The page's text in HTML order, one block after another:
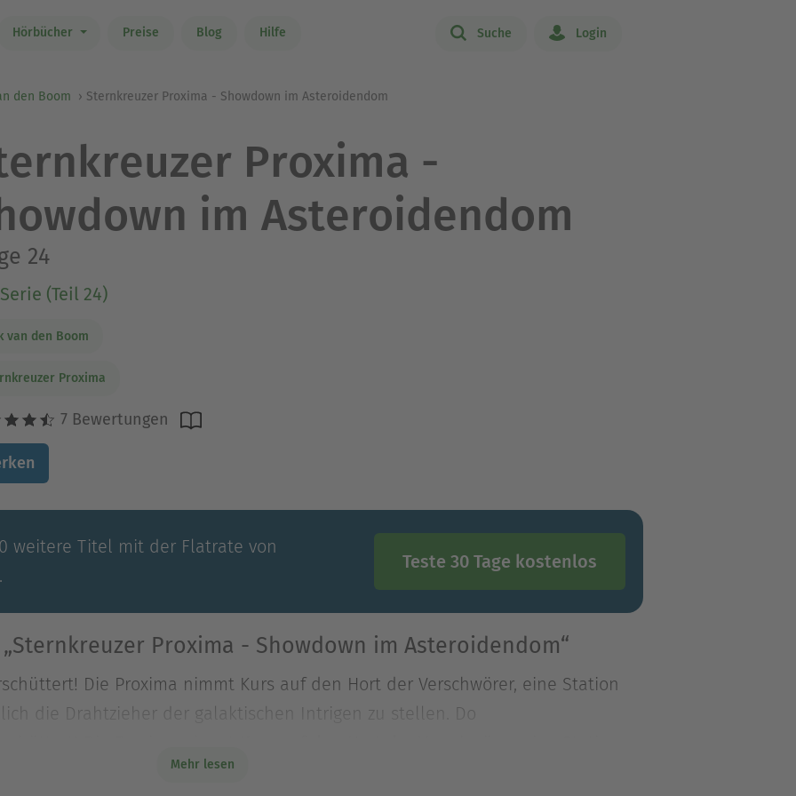
Hörbücher Preise Blog Hilfe Suche Login
den Boom Sternkreuzer Proxima - Showdown im Asteroidendom
Proxima -
im Asteroidendom
24
Serie (Teil 24)
van den Boom
Proxima
7 Bewertungen
weitere Titel mit der Flatrate von
Teste 30 Tage kostenlos
Proxima - Showdown im Asteroidendom“
Die Proxima nimmt Kurs auf den Hort der Verschwörer, eine Station
die Drahtzieher der galaktischen Intrigen zu stellen. Do
die Drahtzieher der galaktischen Intrigen zu stellen. Doch nichts ist, wie
Mehr lesen